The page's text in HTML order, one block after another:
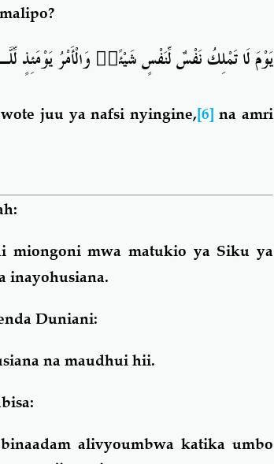
يَوْمَ لَا تَمْلِكُ نَفْسٌ لِّنَفْسٍ شَيْئًا وَالْأَمْرُ يَوْمَئِذٍ
juu ya nafsi nyingine,[6] na amri
miongoni mwa matukio ya Siku ya
inayohusiana.
Duniani:
na maudhui hii.
alivyoumbwa katika umbo